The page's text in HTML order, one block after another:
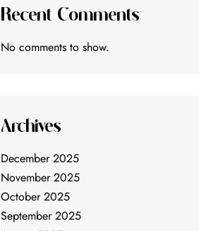
Recent Comments
No comments to show.
Archives
December 2025
November 2025
October 2025
September 2025